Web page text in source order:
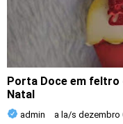
Porta Doce em feltro
Natal
admin a la/s dezembro